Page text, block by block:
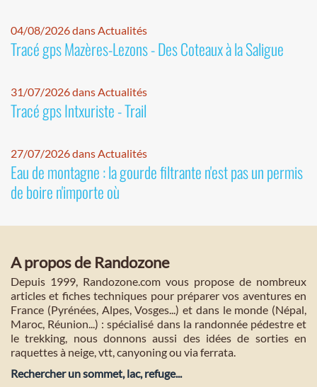
04/08/2026 dans Actualités
Tracé gps Mazères-Lezons - Des Coteaux à la Saligue
31/07/2026 dans Actualités
Tracé gps Intxuriste - Trail
27/07/2026 dans Actualités
Eau de montagne : la gourde filtrante n'est pas un permis
de boire n'importe où
A propos de Randozone
Depuis 1999, Randozone.com vous propose de nombreux
articles et fiches techniques pour préparer vos aventures en
France (Pyrénées, Alpes, Vosges...) et dans le monde (Népal,
Maroc, Réunion...) : spécialisé dans la randonnée pédestre et
le trekking, nous donnons aussi des idées de sorties en
raquettes à neige, vtt, canyoning ou via ferrata.
Rechercher un sommet, lac, refuge...